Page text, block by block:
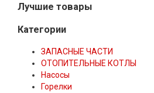
Лучшие товары
Категории
ЗАПАСНЫЕ ЧАСТИ
ОТОПИТЕЛЬНЫЕ КОТЛЫ
Насосы
Горелки